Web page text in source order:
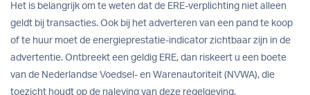
Het is belangrijk om te weten dat de ERE-verplichting niet alleen
geldt bij transacties. Ook bij het adverteren van een pand te koop
of te huur moet de energieprestatie-indicator zichtbaar zijn in de
advertentie. Ontbreekt een geldig ERE, dan riskeert u een boete
van de Nederlandse Voedsel- en Warenautoriteit (NVWA), die
toezicht houdt op de naleving van deze regelgeving.